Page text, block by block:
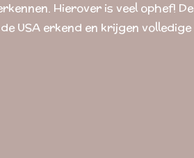
Hierover is veel ophef! De
USA erkend en krijgen volledige